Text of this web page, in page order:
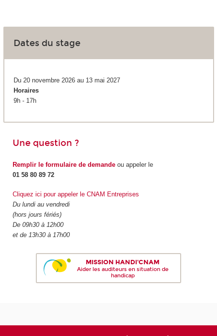
Dates du stage
Du 20 novembre 2026 au 13 mai 2027
Horaires
9h - 17h
Une question ?
Remplir le formulaire de demandeou appeler le
01 58 80 89 72
Cliquez ici pour appeler le CNAM Entreprises
Du lundi au vendredi
(hors jours fériés)
De 09h30 à 12h00
et de 13h30 à 17h00
MISSION HANDI'CNAM
Aider les auditeurs en situation de
handicap